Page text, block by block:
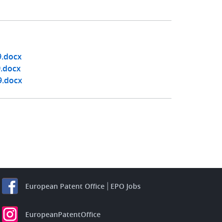
European Patent Office EPO Jobs
EuropeanPatentOffice